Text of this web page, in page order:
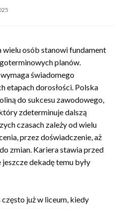
osób stanowi fundament
planów.
świadomego
etapach dorosłości. Polska
do sukcesu zawodowego,
zdeterminuje dalszą
czasach zależy od wielu
przez doświadczenie, aż
zmian. Kariera stawia przed
dekadę temu były
już w liceum, kiedy